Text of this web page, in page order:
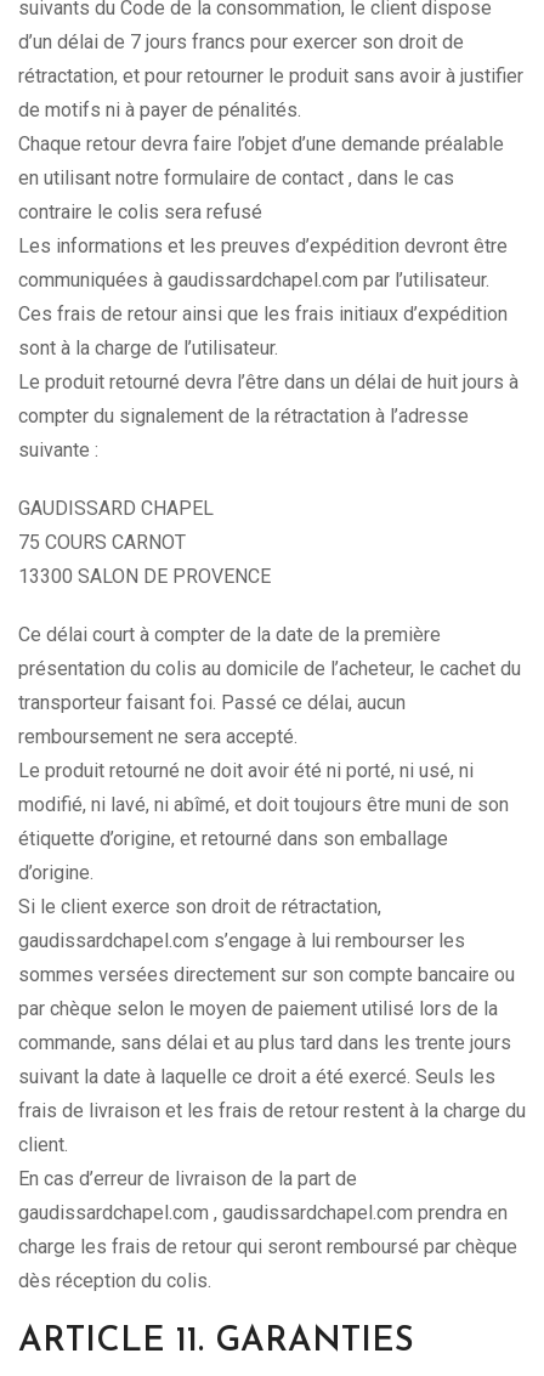
suivants du Code de la consommation, le client dispose
d’un délai de 7 jours francs pour exercer son droit de
rétractation, et pour retourner le produit sans avoir à justifier
de motifs ni à payer de pénalités.
Chaque retour devra faire l’objet d’une demande préalable
en utilisant notre formulaire de contact , dans le cas
contraire le colis sera refusé
Les informations et les preuves d’expédition devront être
communiquées à gaudissardchapel.com par l’utilisateur.
Ces frais de retour ainsi que les frais initiaux d’expédition
sont à la charge de l’utilisateur.
Le produit retourné devra l’être dans un délai de huit jours à
compter du signalement de la rétractation à l’adresse
suivante :
GAUDISSARD CHAPEL
75 COURS CARNOT
13300 SALON DE PROVENCE
Ce délai court à compter de la date de la première
présentation du colis au domicile de l’acheteur, le cachet du
transporteur faisant foi. Passé ce délai, aucun
remboursement ne sera accepté.
Le produit retourné ne doit avoir été ni porté, ni usé, ni
modifié, ni lavé, ni abîmé, et doit toujours être muni de son
étiquette d’origine, et retourné dans son emballage
d’origine.
Si le client exerce son droit de rétractation,
gaudissardchapel.com s’engage à lui rembourser les
sommes versées directement sur son compte bancaire ou
par chèque selon le moyen de paiement utilisé lors de la
commande, sans délai et au plus tard dans les trente jours
suivant la date à laquelle ce droit a été exercé. Seuls les
frais de livraison et les frais de retour restent à la charge du
client.
En cas d’erreur de livraison de la part de
gaudissardchapel.com , gaudissardchapel.com prendra en
charge les frais de retour qui seront remboursé par chèque
dès réception du colis.
ARTICLE 11. GARANTIES